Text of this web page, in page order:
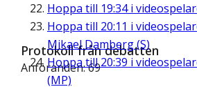
Hoppa till 19:34i
Hoppa till 20:11 i
Mikael Damberg (S)
Hoppa till20:39 i
(MP)
Protokoll från debatten
Anföranden: 69